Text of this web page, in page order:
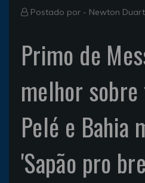
Postado por - Newton
Primo de
melhor
Pelé e Bahia
'Sapão pro